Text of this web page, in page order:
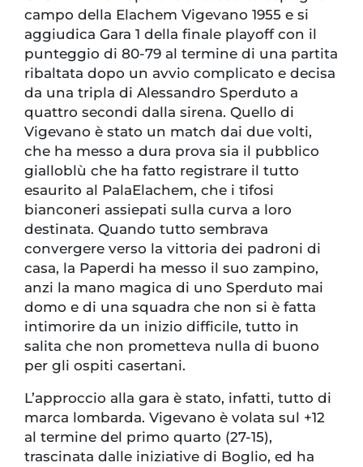
campo della Elachem Vigevano 1955 e si
aggiudica Gara 1 della finale playoff con il
punteggio di 80-79 al termine di una partita
ribaltata dopo un avvio complicato e decisa
da una tripla di Alessandro Sperduto a
quattro secondi dalla sirena. Quello di
Vigevano è stato un match dai due volti,
che ha messo a dura prova sia il pubblico
gialloblù che ha fatto registrare il tutto
esaurito al PalaElachem, che i tifosi
bianconeri assiepati sulla curva a loro
destinata. Quando tutto sembrava
convergere verso la vittoria dei padroni di
casa, la Paperdi ha messo il suo zampino,
anzi la mano magica di uno Sperduto mai
domo e di una squadra che non si è fatta
intimorire da un inizio difficile, tutto in
salita che non prometteva nulla di buono
per gli ospiti casertani.
L’approccio alla gara è stato, infatti, tutto di
marca lombarda. Vigevano è volata sul +12
al termine del primo quarto (27-15),
trascinata dalle iniziative di Boglio, ed ha